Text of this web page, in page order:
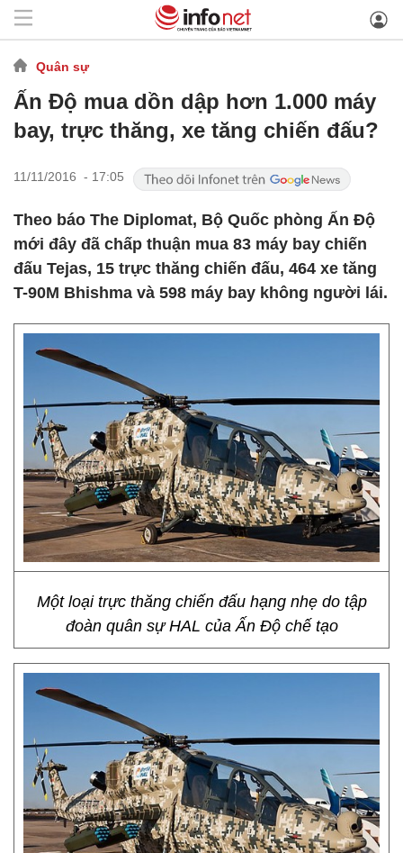
Quân sự
Ấn Độ mua dồn dập hơn 1.000 máy
bay, trực thăng, xe tăng chiến đấu?
11/11/2016 - 17:05
Theo báo The Diplomat, Bộ Quốc phòng Ấn Độ
mới đây đã chấp thuận mua 83 máy bay chiến
đấu Tejas, 15 trực thăng chiến đấu, 464 xe tăng
T-90M Bhishma và 598 máy bay không người lái.
Một loại trực thăng chiến đấu hạng nhẹ do tập
đoàn quân sự HAL của Ấn Độ chế tạo